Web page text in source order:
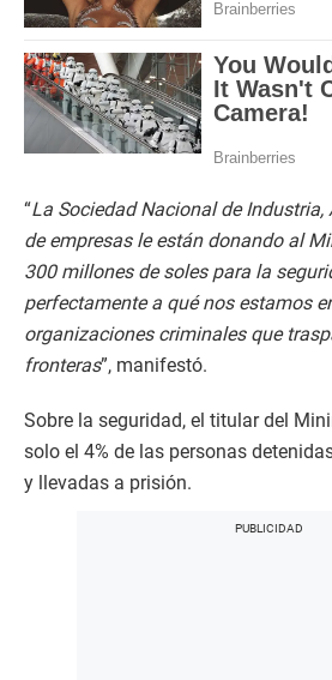
“La Sociedad Nacional de Industria,
de empresas le están donando al
300 millones de soles para la
perfectamente a qué nos estamos
organizaciones criminales que
fronteras”, manifestó.
Sobre la seguridad, el titular del
solo el 4% de las personas
y llevadas a prisión.